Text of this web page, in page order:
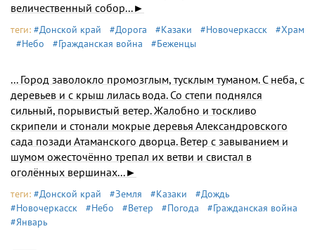
величественный собор...►
теги: #Донской край #Дорога #Казаки #Новочеркасск
#Храм
#Небо
#Гражданская война #Беженцы
... Город заволокло промозглым, тусклым туманом. С неба, с
деревьев и с крыш лилась вода. Со степи поднялся
сильный, порывистый ветер. Жалобно и тоскливо
скрипели и стонали мокрые деревья Александровского
сада позади Атаманского дворца. Ветер с завыванием и
шумом ожесточённо трепал их ветви и свистал в
оголённых вершинах...►
теги: #Донской край #Земля #Казаки
#Дождь
#Новочеркасск
#Небо #Ветер #Погода
#Гражданская война
#Январь